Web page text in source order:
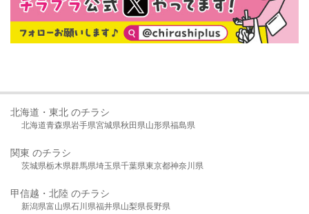
北海道・東北 のチラシ
北海道青森県岩手県宮城県秋田県山形県福島県
関東 のチラシ
茨城県栃木県群馬県埼玉県千葉県東京都神奈川県
甲信越・北陸 のチラシ
新潟県富山県石川県福井県山梨県長野県